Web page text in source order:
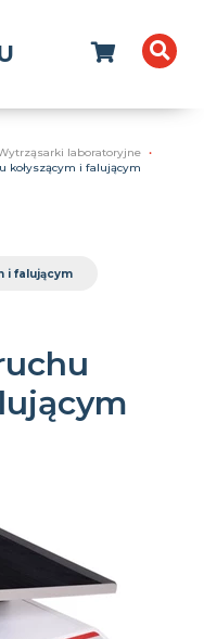
laboratoryjne
kołyszącym i falującym
i falującym